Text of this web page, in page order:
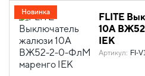
FLITE
10А
IEK
Артикул: FI-
Новинка